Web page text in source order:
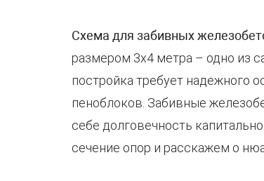
Схема для забивных
размером 3х4 метра – одно из
постройка требует надежного
пеноблоков. Забивные
себе долговечность
сечение опор и расскажем о